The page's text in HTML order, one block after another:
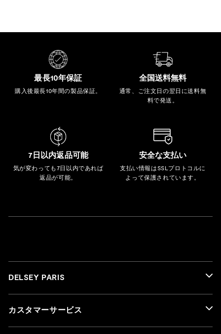
最長10年保証
購入後最長10年間の製品保証。
全国送料無料
通常、ご注文日の翌日に送料無
料で発送。
7日以内返品可能
気が変わっても7日以内であれば
返品が可能。
安全な支払い
支払い情報はSSLプロトコルに
よって保護されています。
DELSEY PARIS
カスタマーサービス